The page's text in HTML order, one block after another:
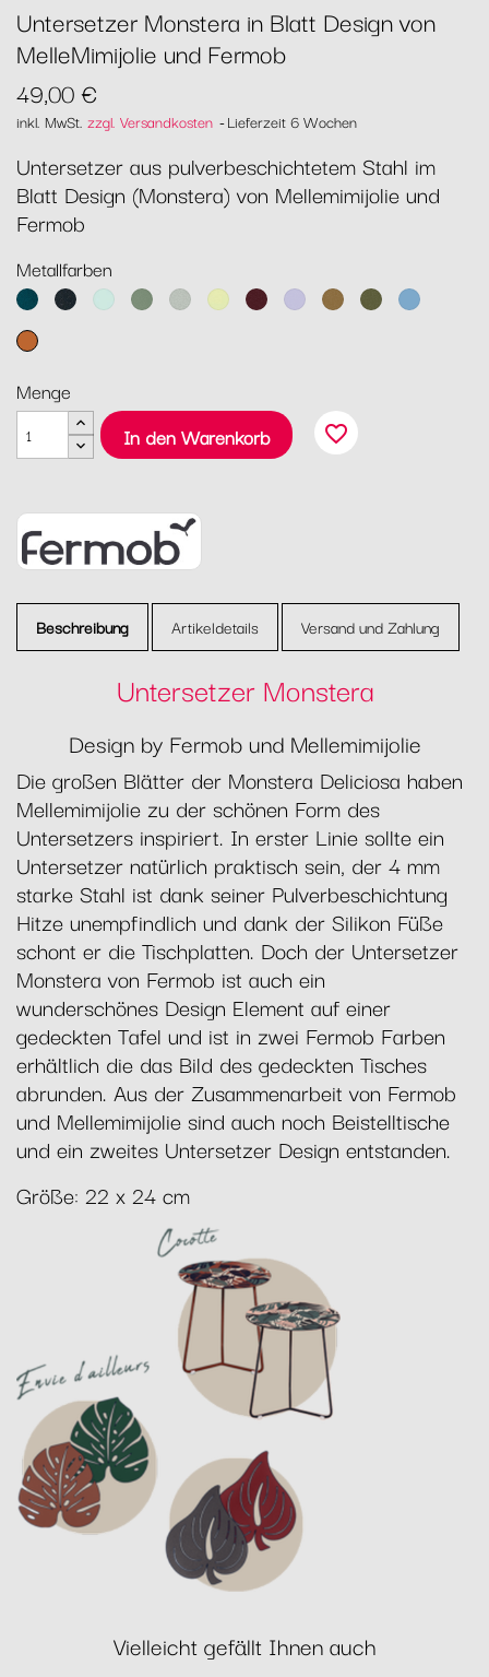
Untersetzer Monstera in Blatt Design von
MelleMimijolie und Fermob
49,00 €
inkl. MwSt. zzgl. Versandkosten Lieferzeit 6 Wochen
Untersetzer aus pulverbeschichtetem Stahl im
Blatt Design (Monstera) von Mellemimijolie und
Fermob
Metallfarben
Acapulcoblau
AnthrazitGletscherminze
KaktusLehmgrauZitronensorbet
Schwarzkirsche
Marshmallo
Lebkuchen
PestoMaya
Kandierte
Menge
In den Warenkorb
favorite_border
Beschreibung Artikeldetails Versand und Zahlung
Untersetzer Monstera
Design by Fermob und Mellemimijolie
Die großen Blätter der Monstera Deliciosa haben
Mellemimijolie zu der schönen Form des
Untersetzers inspiriert. In erster Linie sollte ein
Untersetzer natürlich praktisch sein, der 4 mm
starke Stahl ist dank seiner Pulverbeschichtung
Hitze unempfindlich und dank der Silikon Füße
schont er die Tischplatten. Doch der Untersetzer
Monstera von Fermob ist auch ein
wunderschönes Design Element auf einer
gedeckten Tafel und ist in zwei Fermob Farben
erhältlich die das Bild des gedeckten Tisches
abrunden. Aus der Zusammenarbeit von Fermob
und Mellemimijolie sind auch noch Beistelltische
und ein zweites Untersetzer Design entstanden.
Größe: 22 x 24 cm
Vielleicht gefällt Ihnen auch